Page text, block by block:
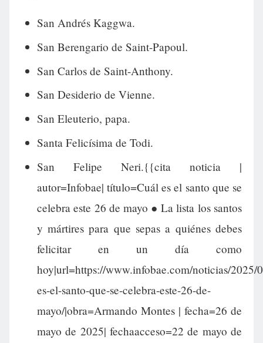
San Andrés Kaggwa.
San Berengario de Saint-Papoul.
San Carlos de Saint-Anthony.
San Desiderio de Vienne.
San Eleuterio, papa.
Santa Felicísima de Todi.
San Felipe Neri.{{cita noticia |
autor=Infobae| título=Cuál es el santo que se
celebra este 26 de mayo ● La lista los santos
y mártires para que sepas a quiénes debes
felicitar en un día como
hoy|url=https://www.infobae.com/noticias/2025/
es-el-santo-que-se-celebra-este-26-de-
mayo/|obra=Armando Montes | fecha=26 de
mayo de 2025| fechaacceso=22 de mayo de